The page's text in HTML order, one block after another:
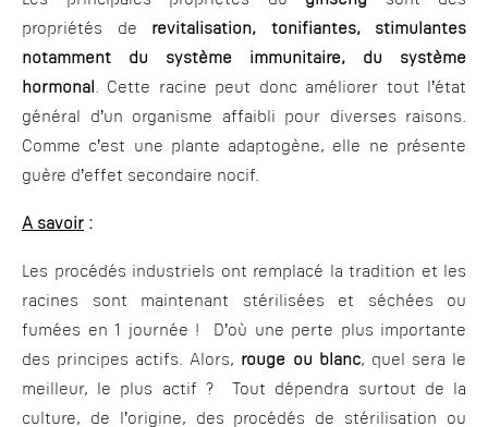
propriétés de revitalisation, tonifiantes, stimulantes
notamment du système immunitaire, du système
hormonal. Cette racine peut donc améliorer tout l’état
général d’un organisme affaibli pour diverses raisons.
Comme c’est une plante adaptogène, elle ne présente
guère d’effet secondaire nocif.
A savoir :
Les procédés industriels ont remplacé la tradition et les
racines sont maintenant stérilisées et séchées ou
fumées en 1 journée ! D’où une perte plus importante
des principes actifs. Alors, rouge ou blanc, quel sera le
meilleur, le plus actif ? Tout dépendra surtout de la
culture, de l’origine, des procédés de stérilisation ou